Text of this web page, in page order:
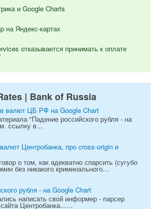
и Google Charts
на Яндекс-картах
отказывается принимать к оплате
| Bank of Russia
валют ЦБ РФ на Google Chart
"Падение российского рубля - на
ссылку в…
Центробанка, про cross-origin и
о том, как адекватно спарсить (сугубо
без никакого криминального…
рубля - на Google Chart
написать свой информер - парсер
Центробанка...…